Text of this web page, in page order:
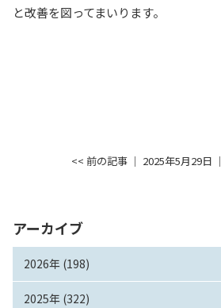
国際交流・留学
アーカイブ
2026年 (198)
2025年 (322)
と改善を図ってまいります。
<< 前の記事 │ 2025年5月29日 │